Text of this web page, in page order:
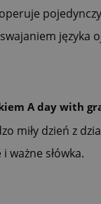
języka
A day with
miły dzień z
ważne słówka.